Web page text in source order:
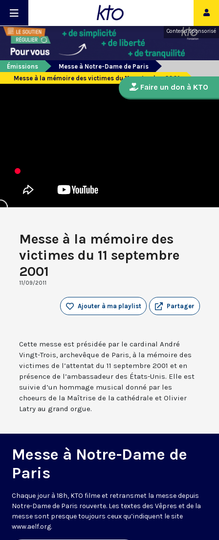
Contenu sponsorisé
Émissions
Messe à Notre-Dame de Paris
Messe à la mémoire des victimes du 11 septembre 2001
Messe à la mémoire des
victimes du 11 septembre
2001
11/09/2011
Partager
Ajouter à ma playlist
Cette messe est présidée par le cardinal André
Vingt-Trois, archevêque de Paris, à la mémoire des
victimes de l’attentat du 11 septembre 2001 et en
présence de l’ambassadeur des États-Unis. Elle est
suivie d’un hommage musical donné par les
choeurs de la Maîtrise de la cathédrale et Olivier
Latry au grand orgue.
Messe à Notre-Dame de
Paris
Chaque jour à 18h, KTO filme et retransmet la messe depuis
Notre-Dame de Paris rouverte. Les textes des Vêpres et de la
messe sont presque toujours ceux qu’indiquent le site
www.aelf.org.
Faire un don à KTO